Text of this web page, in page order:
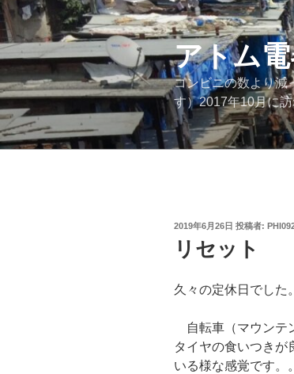
コ
ン
テ
ン
ツ
へ
ス
キ
アトム
コンビニの数より減
す）2017年10月に
投
日:
2019年6月26日 投稿者:
リセット
久々の定休日でした。
自転車（マウンテ
タイヤの食いつき
いる様な感覚です。。